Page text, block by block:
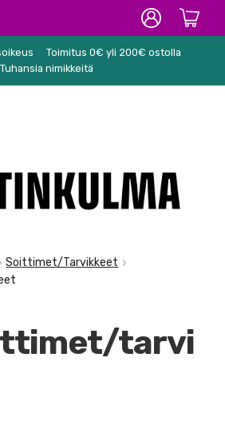
Toimitus 0€ yli 200€ ostolla
Tuhansia nimikkeitä
Soittimet/Tarvikkeet
tarvi